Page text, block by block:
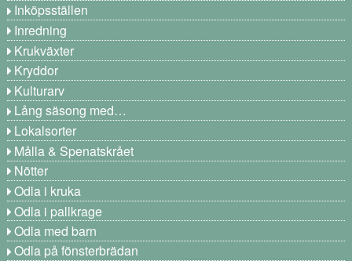
Inköpsställen
Inredning
Krukväxter
Kryddor
Kulturarv
Lång säsong med…
Lokalsorter
Målla & Spenatskrået
Nötter
Odla i kruka
Odla i pallkrage
Odla med barn
Odla på fönsterbrädan